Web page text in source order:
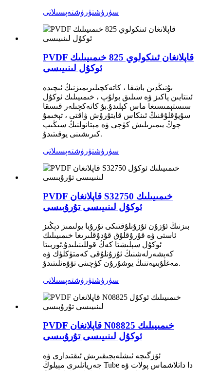
سۈرۈشتۈرۈشتەپسىلاتى
PVDF قاپلانغان ئىنكولوي 825 خىمىيىلىك
ئوكۇل لىنىيىسى
بۇنىڭدىن باشقا ، كاتەكچىلىرىمىزنىڭ ئىچىدە
ئىنتايىن پاكىز ۋە سىلىق بولۇپ ، خىمىيىلىك ئوكۇل
سىستېمىسىغا ماس كېلىدۇ.بۇ كاتەكچىلەر قىسقا
سۇيۇقلۇقنىڭ ئىنكاس قايتۇرۇش ۋاقتى ، تېخىمۇ
چوڭ يىمىرىلىش كۈچى ۋە مېتانولنىڭ سىڭىپ
كىرىشىنى يوقىتىدۇ.
سۈرۈشتۈرۈشتەپسىلاتى
PVDF قاپلانغان S32750 خىمىيىلىك
ئوكۇل لىنىيىسى تۇرۇبىسى
بىزنىڭ ئۇزۇن ئۇزۇنلۇقتىكى تۇرۇبا يولىمىز دېڭىز
ئاستى ۋە قۇرۇقلۇق قۇدۇقلىرىغا خىمىيىلىك
ئوكۇل سېلىشتا كەڭ قوللىنىلىدۇ.ئوربىتا
كەپشەرلەشنىڭ ئۇزۇنلۇقى كەمتۈكلۈك ۋە
مەغلۇبىيەتنىڭ يوشۇرۇن كۈچىنى تۆۋەنلىتىدۇ.
سۈرۈشتۈرۈشتەپسىلاتى
PVDF قاپلانغان N08825 خىمىيىلىك
ئوكۇل لىنىيىسى تۇرۇبىسى
ئۆزگىچە ئىشلەپچىقىرىش ئىقتىدارى ۋە
جەريانلىرى مېيلوڭ Tube دا داتلاشماس پولات ۋە